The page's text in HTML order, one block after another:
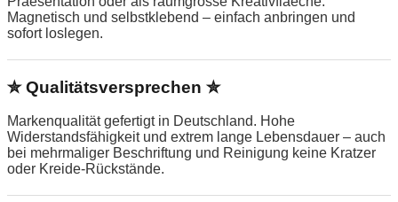
Magnetisch und selbstklebend – einfach anbringen und
sofort loslegen.
✮ Qualitätsversprechen ✮
Markenqualität gefertigt in Deutschland. Hohe
Widerstandsfähigkeit und extrem lange Lebensdauer – auch
bei mehrmaliger Beschriftung und Reinigung keine Kratzer
oder Kreide-Rückstände.